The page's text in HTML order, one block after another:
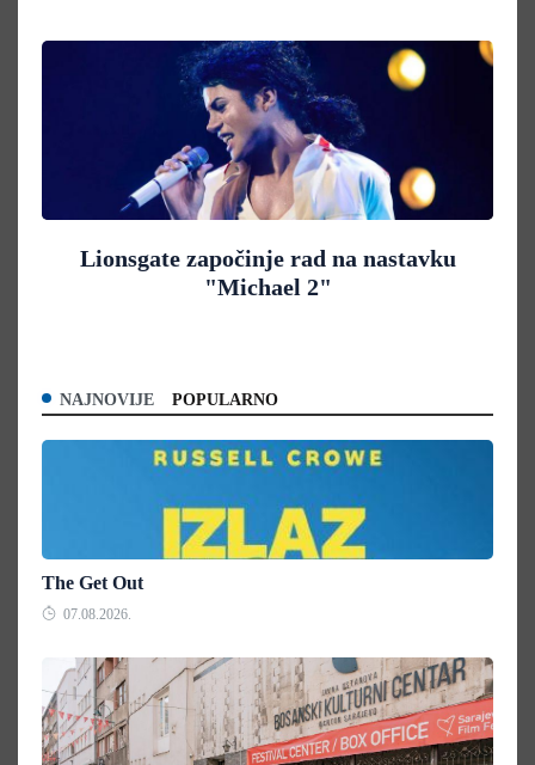
Lionsgate započinje rad na nastavku
"Michael 2"
NAJNOVIJE POPULARNO
The Get Out
07.08.2026.